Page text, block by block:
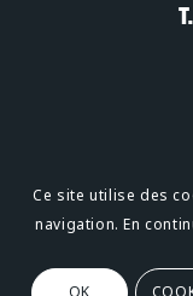
Ce site utilise des
navigation. En